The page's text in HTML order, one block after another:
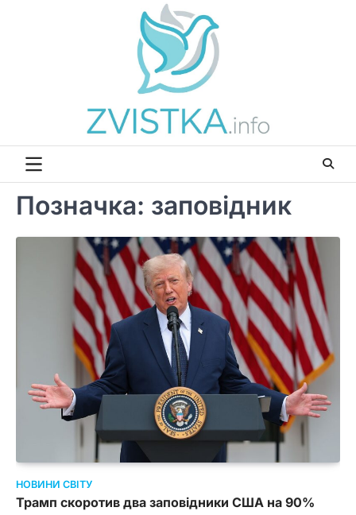
Позначка: заповідник
НОВИНИ СВІТУ
Трамп скоротив два заповідники США на 90%